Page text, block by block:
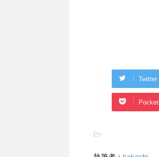
Twitter
Pocket
-